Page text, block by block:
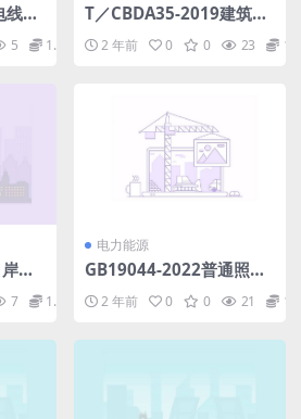
路
5 1.98
T／CBDA35-2019建筑装
标准.pdf
2 年前 0 0 23 1.98
电
7 1.98
电力能源
GB19044-2022普通照明
用荧光灯能效限定值及能
效等级(1.94MB)pdf
2 年前 0 0 21 1.98